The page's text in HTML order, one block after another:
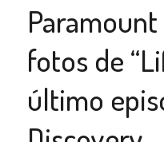
fotos de
último